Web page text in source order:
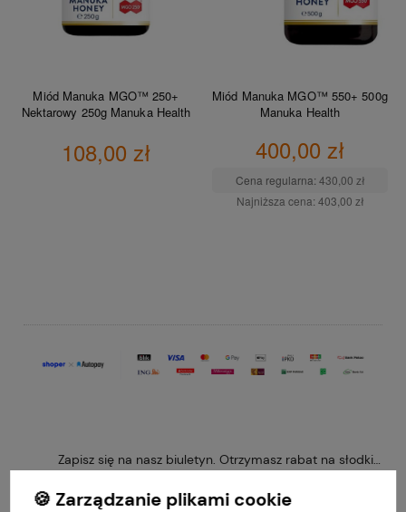
Miód Manuka MGO™ 250+
Nektarowy 250g Manuka Health
108,00 zł
Miód Manuka MGO™ 550+ 500g
Manuka Health
400,00 zł
Cena regularna: 430,00 zł
Najniższa cena: 403,00 zł
Zapisz się na nasz biuletyn. Otrzymasz rabat na słodkie
🍪 Zarządzanie plikami cookie